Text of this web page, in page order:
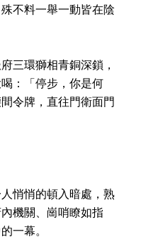
不料一舉一動皆在陰
三環獅相青銅深鎖，
：「停步，你是何
令牌，直往門衛面門
悄悄的頓入暗處，熟
機關、崗哨瞭如指
一幕。